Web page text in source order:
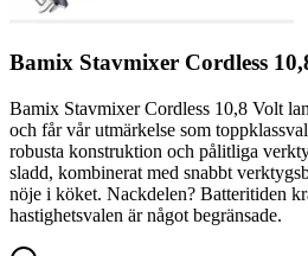
Bamix Stavmixer Cordless
Bamix Stavmixer Cordless 10,8 Volt
och får vår utmärkelse som
robusta konstruktion och pålitliga
sladd, kombinerat med snabbt
nöje i köket. Nackdelen? Batteritiden
hastighetsvalen är något begränsade.